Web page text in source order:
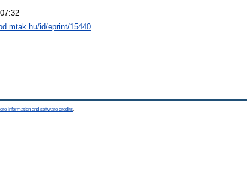
id/eprint/15440
information and software credits